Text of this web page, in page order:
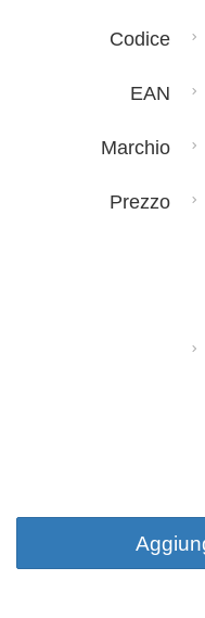
Codice
EAN
Marchio
Prezzo